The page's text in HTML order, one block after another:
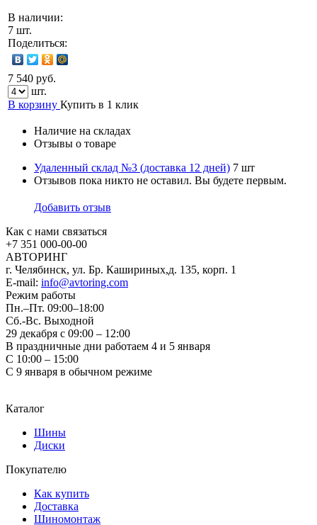
В наличии:
7 шт.
Поделиться:
7 540 руб.
шт.
В корзину Купить в 1 клик
Наличие на складах
Отзывы о товаре
Удаленный склад №3 (доставка 12 дней) 7 шт
Отзывов пока никто не оставил. Вы будете первым.
Добавить отзыв
Как с нами связаться
+7 351 000-00-00
АВТОРИНГ
г. Челябинск, ул. Бр. Кашириных,д. 135, корп. 1
E-mail: info@avtoring.com
Режим работы
Пн.–Пт. 09:00–18:00
Сб.-Вс. Выходной
29 декабря с 09:00 – 12:00
В праздничные дни работаем 4 и 5 января
С 10:00 – 15:00
С 9 января в обычном режиме
Каталог
Шины
Диски
Покупателю
Как купить
Доставка
Шиномонтаж